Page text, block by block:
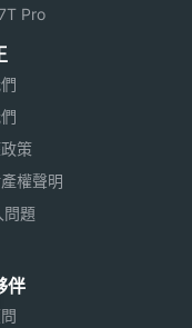
Pro
策
權聲明
問題
伴